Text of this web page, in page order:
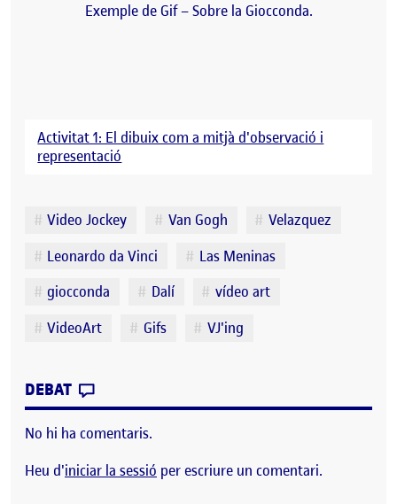
Exemple de Gif – Sobre la Giocconda.
Activitat 1: El dibuix com a mitjà d'observació i
representació
Etiquetes
Video Jockey Van Gogh
Velazquez
Leonardo da Vinci
Las Meninas
giocconda
Dalí
vídeo art
VideoArt
Gifs VJ'ing
DEBAT
No hi ha comentaris.
Heu d'iniciar la sessió per escriure un comentari.